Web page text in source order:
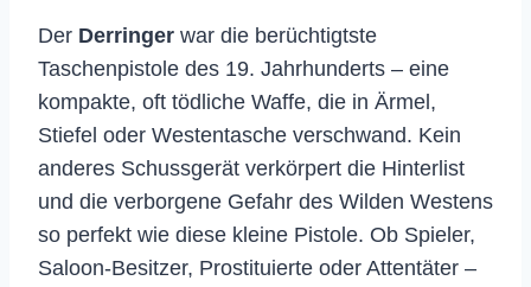
Der Derringer war die berüchtigtste
Taschenpistole des 19. Jahrhunderts – eine
kompakte, oft tödliche Waffe, die in Ärmel,
Stiefel oder Westentasche verschwand. Kein
anderes Schussgerät verkörpert die Hinterlist
und die verborgene Gefahr des Wilden Westens
so perfekt wie diese kleine Pistole. Ob Spieler,
Saloon-Besitzer, Prostituierte oder Attentäter –